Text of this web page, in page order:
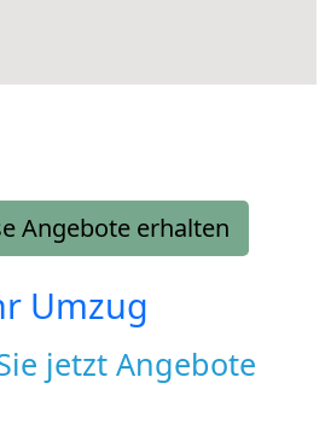
Angebote erhalten
Umzug
jetzt Angebote